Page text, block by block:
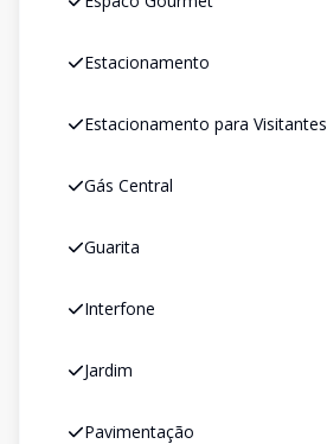
Estacionamento
Estacionamento para Visitantes
Gás Central
Guarita
Interfone
Jardim
Pavimentação